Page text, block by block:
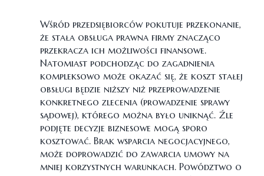
Wśród przedsiębiorców pokutuje przekonanie,
że stała obsługa prawna firmy znacząco
przekracza ich możliwości finansowe.
Natomiast podchodząc do zagadnienia
kompleksowo może okazać się, że koszt stałej
obsługi będzie niższy niż przeprowadzenie
konkretnego zlecenia (prowadzenie sprawy
sądowej), którego można było uniknąć. Źle
podjęte decyzje biznesowe mogą sporo
kosztować. Brak wsparcia negocjacyjnego,
może doprowadzić do zawarcia umowy na
mniej korzystnych warunkach. Powództwo o